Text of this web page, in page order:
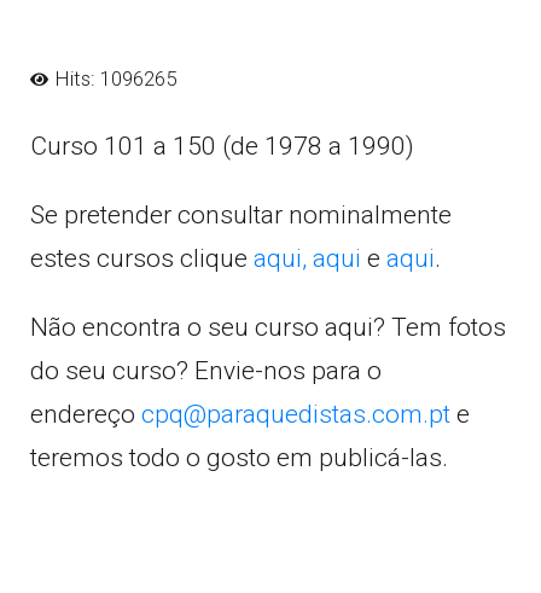
Hits: 1096265
Curso 101 a 150 (de 1978 a 1990)
Se pretender consultar nominalmente
estes cursos clique aqui, aqui e aqui.
Não encontra o seu curso aqui? Tem fotos
do seu curso? Envie-nos para o
endereço cpq@paraquedistas.com.pt e
teremos todo o gosto em publicá-las.